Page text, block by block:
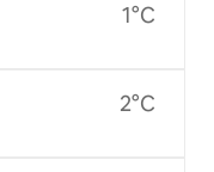
1°C
2°C